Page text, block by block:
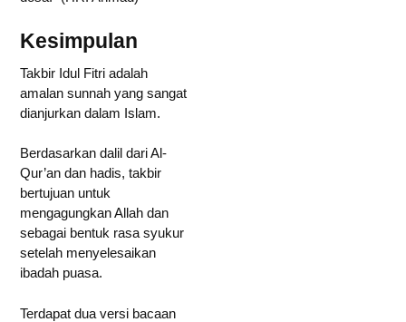
Kesimpulan
Takbir Idul Fitri adalah
amalan sunnah yang sangat
dianjurkan dalam Islam.
Berdasarkan dalil dari Al-
Qur’an dan hadis, takbir
bertujuan untuk
mengagungkan Allah dan
sebagai bentuk rasa syukur
setelah menyelesaikan
ibadah puasa.
Terdapat dua versi bacaan